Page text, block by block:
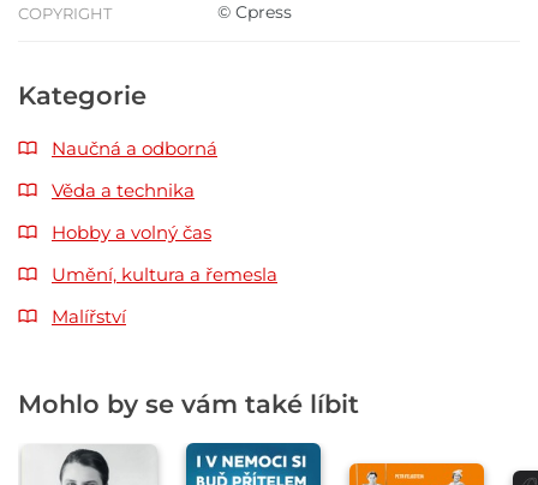
COPYRIGHT © Cpress
Kategorie
Naučná a odborná
Věda a technika
Hobby a volný čas
Umění, kultura a řemesla
Malířství
Mohlo by se vám také líbit